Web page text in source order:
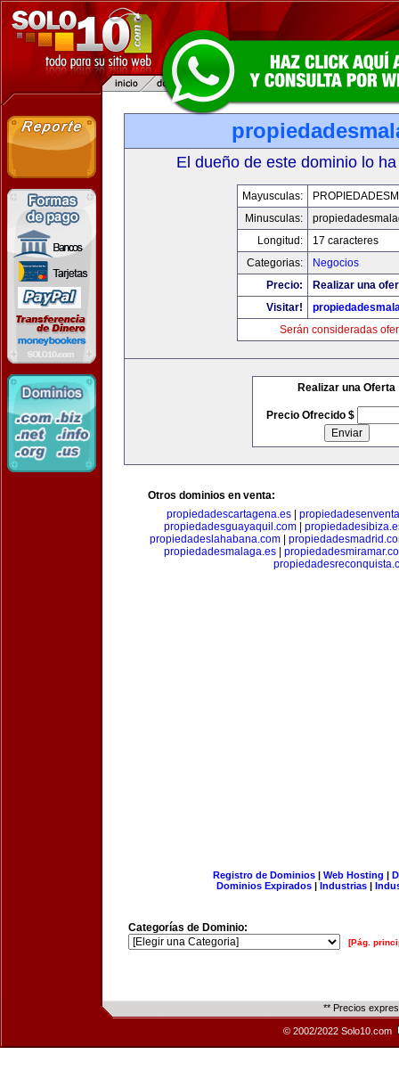
El dueño de este dominio lo
Mayusculas:
Minusculas:
Longitud:
17 caracteres
Categorias:
Negocios
Precio:
Realizar una
Visitar!
Serán consideradas
Realizar una Oferta
Precio Ofrecido $
Otros dominios en venta:
propiedadescartagena.es|
propiedadesguayaquil.com
propiedadeslahabana.com|
propiedadesmalaga.es|
Registro de Dominios| Web Hosting |
Dominios Expirados | Industrias |
Categorías de Dominio:
[Pág.
** Precios
© 2002/2022 Solo10.com